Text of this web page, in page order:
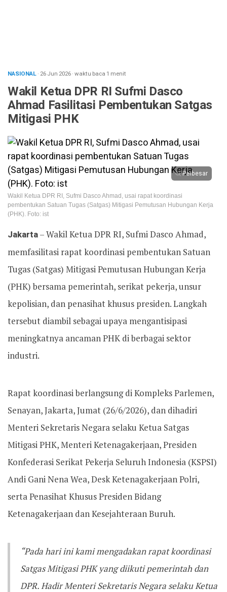
NASIONAL· 26 Jun 2026·waktu baca 1 menit
Wakil Ketua DPR RI Sufmi Dasco
Ahmad Fasilitasi Pembentukan Satgas
Mitigasi PHK
Perbesar
Wakil Ketua DPR RI, Sufmi Dasco Ahmad, usai rapat koordinasi
pembentukan Satuan Tugas (Satgas) Mitigasi Pemutusan Hubungan Kerja
(PHK). Foto: ist
Jakarta– Wakil Ketua DPR RI, Sufmi Dasco Ahmad,
memfasilitasi rapat koordinasi pembentukan Satuan
Tugas (Satgas) Mitigasi Pemutusan Hubungan Kerja
(PHK) bersama pemerintah, serikat pekerja, unsur
kepolisian, dan penasihat khusus presiden. Langkah
tersebut diambil sebagai upaya mengantisipasi
meningkatnya ancaman PHK di berbagai sektor
industri.
Rapat koordinasi berlangsung di Kompleks Parlemen,
Senayan, Jakarta, Jumat (26/6/2026), dan dihadiri
Menteri Sekretaris Negara selaku Ketua Satgas
Mitigasi PHK, Menteri Ketenagakerjaan, Presiden
Konfederasi Serikat Pekerja Seluruh Indonesia (KSPSI)
Andi Gani Nena Wea, Desk Ketenagakerjaan Polri,
serta Penasihat Khusus Presiden Bidang
Ketenagakerjaan dan Kesejahteraan Buruh.
“Pada hari ini kami mengadakan rapat koordinasi
Satgas Mitigasi PHK yang diikuti pemerintah dan
DPR. Hadir Menteri Sekretaris Negara selaku Ketua